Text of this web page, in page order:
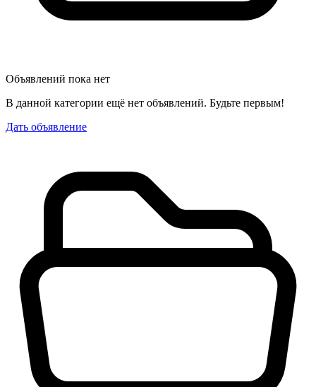
Объявлений пока нет
В данной категории ещё нет объявлений. Будьте первым!
Дать объявление